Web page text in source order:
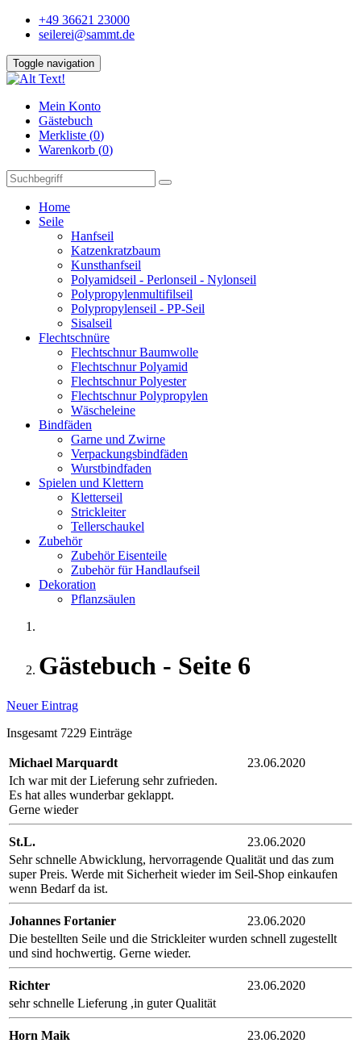
+49 36621 23000
seilerei@sammt.de
Toggle navigation
Mein Konto
Gästebuch
Merkliste (0)
Warenkorb (0)
Home
Seile
Hanfseil
Katzenkratzbaum
Kunsthanfseil
Polyamidseil - Perlonseil - Nylonseil
Polypropylenmultifilseil
Polypropylenseil - PP-Seil
Sisalseil
Flechtschnüre
Flechtschnur Baumwolle
Flechtschnur Polyamid
Flechtschnur Polyester
Flechtschnur Polypropylen
Wäscheleine
Bindfäden
Garne und Zwirne
Verpackungsbindfäden
Wurstbindfaden
Spielen und Klettern
Kletterseil
Strickleiter
Tellerschaukel
Zubehör
Zubehör Eisenteile
Zubehör für Handlaufseil
Dekoration
Pflanzsäulen
Gästebuch - Seite 6
Neuer Eintrag
Insgesamt 7229 Einträge
Michael Marquardt
23.06.2020
Ich war mit der Lieferung sehr zufrieden.
Es hat alles wunderbar geklappt.
Gerne wieder
St.L.
23.06.2020
Sehr schnelle Abwicklung, hervorragende Qualität und das zum
super Preis. Werde mit Sicherheit wieder im Seil-Shop einkaufen
wenn Bedarf da ist.
Johannes Fortanier
23.06.2020
Die bestellten Seile und die Strickleiter wurden schnell zugestellt
und sind hochwertig. Gerne wieder.
Richter
23.06.2020
sehr schnelle Lieferung ,in guter Qualität
Horn Maik
23.06.2020